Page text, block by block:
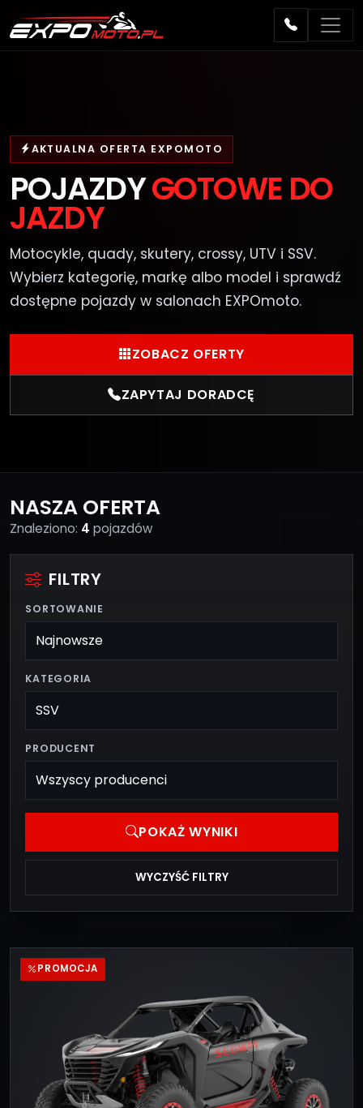
AKTUALNA OFERTA EXPOMOTO
POJAZDYGOTOWE DO
JAZDY
Motocykle, quady, skutery, crossy, UTV i SSV.
Wybierz kategorię, markę albo model i sprawdź
dostępne pojazdy w salonach EXPOmoto.
ZOBACZ OFERTY
ZAPYTAJ DORADCĘ
NASZA OFERTA
Znaleziono: 4 pojazdów
FILTRY
SORTOWANIE
KATEGORIA
PRODUCENT
POKAŻ WYNIKI
WYCZYŚĆ FILTRY
PROMOCJA